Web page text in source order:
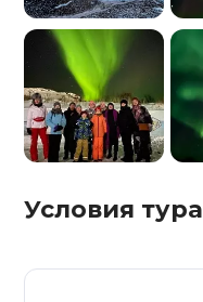
Условия тура